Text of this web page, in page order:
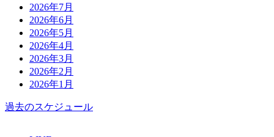
2026年7月
2026年6月
2026年5月
2026年4月
2026年3月
2026年2月
2026年1月
過去のスケジュール